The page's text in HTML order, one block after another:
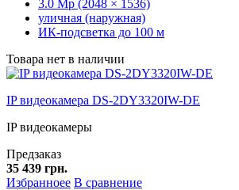
3.0 Mp (2048 × 1536)
уличная (наружная)
ИК-подсветка до 100 м
Товара нет в наличии
IP видеокамера DS-2DY3320IW-DE
IP видеокамеры
Предзаказ
35 439 грн.
Избранноее В сравнение